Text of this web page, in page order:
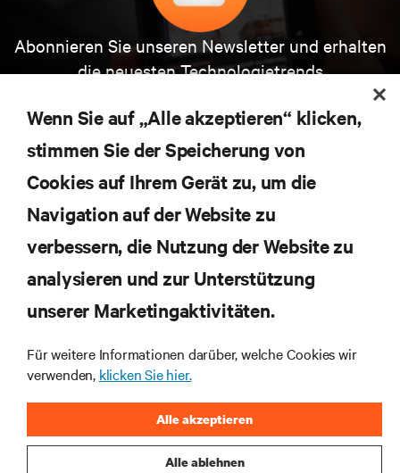
Abonnieren Sie unseren Newsletter und erhalten
die neuesten Technologietrends
Themen der Branche, mit aktuellen Diskussionen
und Einblicken von Experten in das
Rechenzentrums- und Infrastrukturmanagement.
JETZT ANMELDEN
RESSOURCEN
SUPPORT
UNTERNEHMEN
BLEIBEN SIE MIT UNS IN KONTAKT
Wenn Sie auf „Alle akzeptieren“ klicken,
stimmen Sie der Speicherung von
Cookies auf Ihrem Gerät zu, um die
Navigation auf der Website zu
verbessern, die Nutzung der Website zu
analysieren und zur Unterstützung
unserer Marketingaktivitäten.
Für weitere Informationen darüber, welche Cookies wir
verwenden, klicken Sie hier.
Alle ablehnen
Alle akzeptieren